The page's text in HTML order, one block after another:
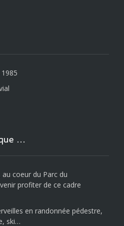
…
coeur du Parc du
profiter de ce cadre
en randonnée pédestre,
ski…